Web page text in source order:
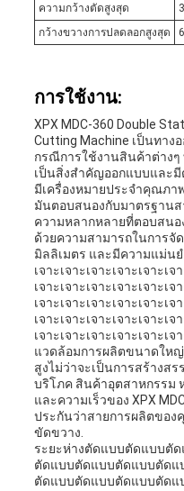
ความกว้างตัดสูงสุด
กว้างขวางการปลดลอกสูงสุด
การใช้งาน:
XPX MDC-360 Double
Cutting Machine เป็นทาง
กรณีการใช้งานสินค้าต่าง
เป็นสิ่งสําคัญออกแบบและมี
มีเครื่องหมายประจําคุณภา
มันตอบสนองกับมาตรฐานส
ความหลากหลายที่ตอบสนอ
ด้วยความสามารถในการจั
มิลลิเมตร และมีความแม่นยํ
เจาะเจาะเจาะเจาะเจาะเจ
เจาะเจาะเจาะเจาะเจาะเจ
เจาะเจาะเจาะเจาะเจาะเจ
เจาะเจาะเจาะเจาะเจาะเจ
เจาะเจาะเจาะเจาะเจาะ
แวดล้อมการผลิตขนาดให
สูงไม่ว่าจะเป็นการสร้างส
บริโภค สินค้าอุตสาหกรรม
และความเร็วของ XPX
ประกันว่าสายการผลิตของ
ขัดขวาง.
ระยะห่างตัดแบบตัดแบบตั
ตัดแบบตัดแบบตัดแบบตัด
ตัดแบบตัดแบบตัดแบบตัด